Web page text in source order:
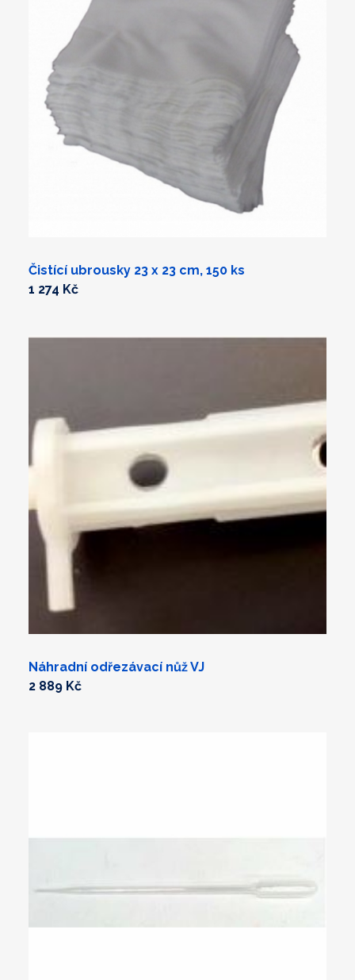
Čistící ubrousky 23 x 23 cm, 150 ks
1 274 Kč
Náhradní odřezávací nůž VJ
2 889 Kč